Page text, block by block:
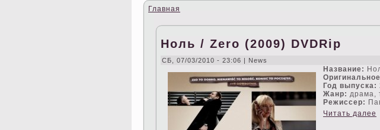
Главная
Ноль / Zero (2009) DVDRip
СБ, 07/03/2010 - 23:06 | News
Название:
Год выпуска:
Жанр: драма,
Режисceр:
Читать далее